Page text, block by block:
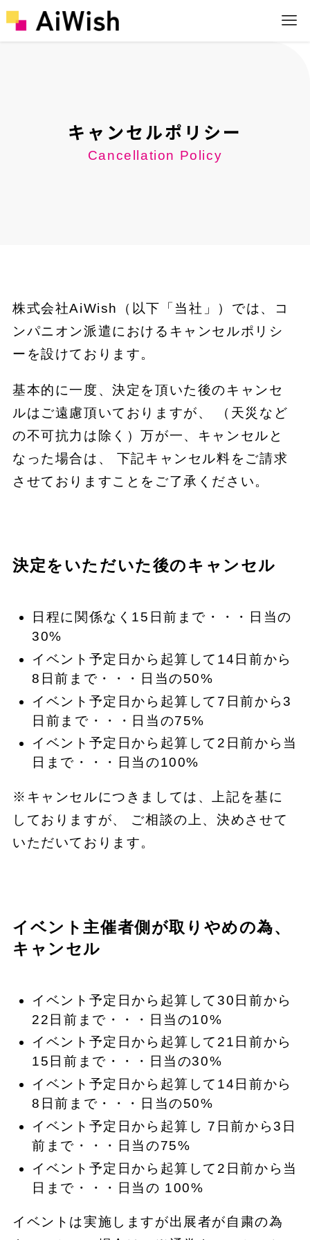
キャンセルポリシー
Cancellation Policy
株式会社AiWish（以下「当社」）では、コ
ンパニオン派遣におけるキャンセルポリシ
ーを設けております。
基本的に一度、決定を頂いた後のキャンセ
ルはご遠慮頂いておりますが、 （天災など
の不可抗力は除く）万が一、キャンセルと
なった場合は、 下記キャンセル料をご請求
させておりますことをご了承ください。
決定をいただいた後のキャンセル
日程に関係なく15日前まで・・・日当の
30%
イベント予定日から起算して14日前から
8日前まで・・・日当の50%
イベント予定日から起算して7日前から3
日前まで・・・日当の75%
イベント予定日から起算して2日前から当
日まで・・・日当の100%
※キャンセルにつきましては、上記を基に
しておりますが、 ご相談の上、決めさせて
いただいております。
イベント主催者側が取りやめの為、
キャンセル
イベント予定日から起算して30日前から
22日前まで・・・日当の10%
イベント予定日から起算して21日前から
15日前まで・・・日当の30%
イベント予定日から起算して14日前から
8日前まで・・・日当の50%
イベント予定日から起算し 7日前から3日
前まで・・・日当の75%
イベント予定日から起算して2日前から当
日まで・・・日当の 100%
イベントは実施しますが出展者が自粛の為